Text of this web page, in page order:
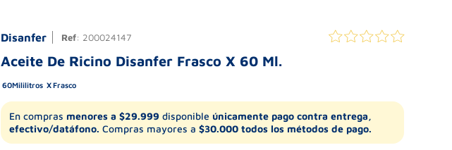
Disanfer Ref: 200024147
Aceite De Ricino Disanfer Frasco X 60 Ml.
60Mililitros Frasco
En compras menores a $29.999 disponible únicamente pago contra entrega,
efectivo/datáfono. Compras mayores a $30.000 todos los métodos de pago.